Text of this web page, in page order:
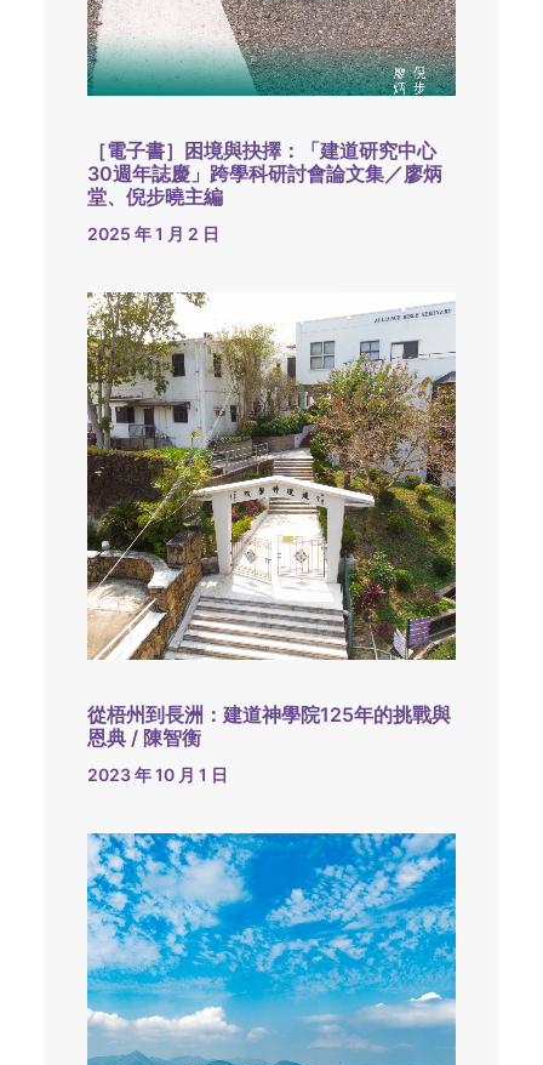
［電子書］困境與抉擇：「建道研究中心
30週年誌慶」跨學科研討會論文集／廖炳
堂、倪步曉主編
2025 年 1 月 2 日
從梧州到長洲：建道神學院125年的挑戰與
恩典 / 陳智衡
2023 年 10 月 1 日